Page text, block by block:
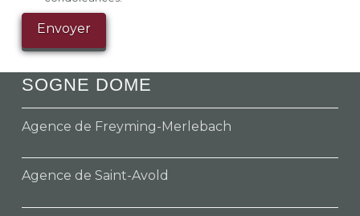
SOGNE DOME
Agence de Freyming-Merlebach
Agence de Saint-Avold